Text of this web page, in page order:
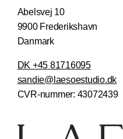
Abelsvej 10
9900 Frederikshavn
Danmark
DK +45 81716095
sandie@laesoestudio.dk
CVR-nummer: 43072439